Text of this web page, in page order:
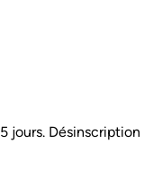
jours. Désinscription